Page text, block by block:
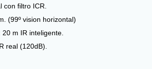
con filtro ICR.
(99º vision horizontal)
m IR inteligente.
real (120dB).